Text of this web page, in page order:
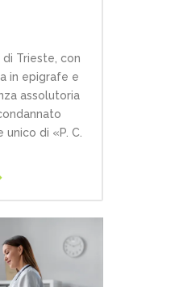
Trieste, con
in epigrafe e
assolutoria
unico di «P. C.